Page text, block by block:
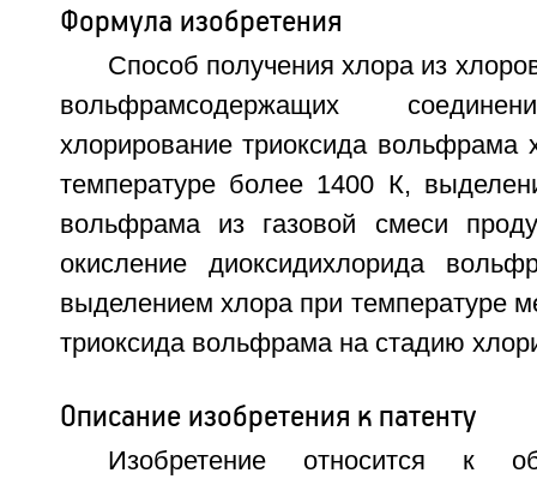
Формула изобретения
Способ получения хлора из
вольфрамсодержащих
хлорирование триоксида вольфрама
температуре более 1400 К,
вольфрама из газовой смеси
окисление диоксидихлорида
выделением хлора при температуре
триоксида вольфрама на стадию
Описание изобретения к патенту
Изобретение относится к